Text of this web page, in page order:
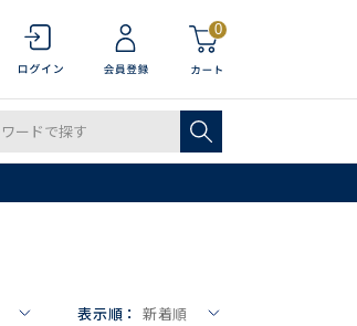
0
表示順： 新着順